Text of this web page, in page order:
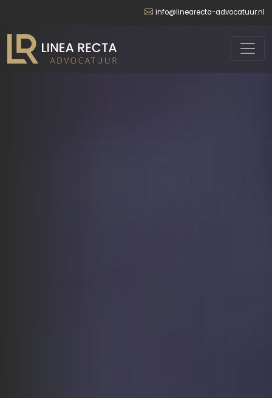
info@linearecta-advocatuur.nl